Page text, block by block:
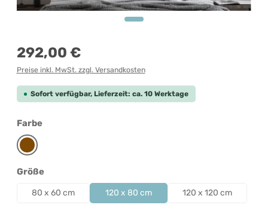
Regulärer Preis:
292,00 €
Preise inkl. MwSt. zzgl. Versandkosten
Sofort verfügbar, Lieferzeit: ca. 10 Werktage
Farbeauswählen
Braun
Größeauswählen
80 x 60 cm 120 x 80 cm 120 x 120 cm